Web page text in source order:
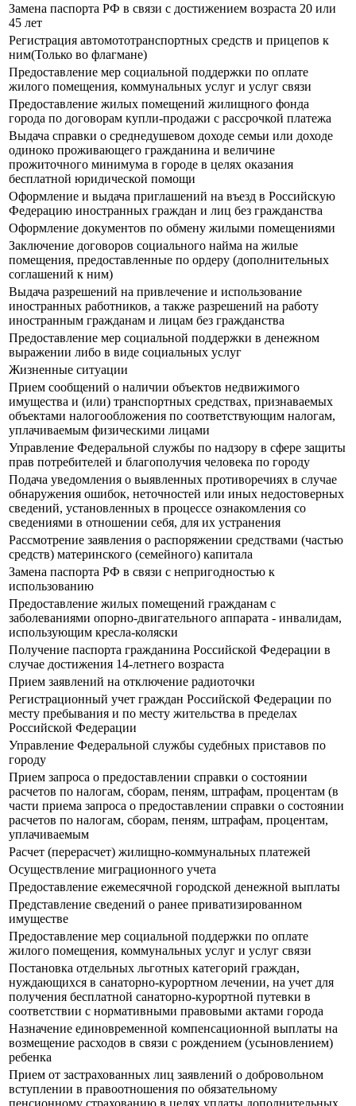
Замена паспорта РФ в связи с достижением возраста 20 или
45 лет
Регистрация автомототранспортных средств и прицепов к
ним(Только во флагмане)
Предоставление мер социальной поддержки по оплате
жилого помещения, коммунальных услуг и услуг связи
Предоставление жилых помещений жилищного фонда
города по договорам купли-продажи с рассрочкой платежа
Выдача справки о среднедушевом доходе семьи или доходе
одиноко проживающего гражданина и величине
прожиточного минимума в городе в целях оказания
бесплатной юридической помощи
Оформление и выдача приглашений на въезд в Российскую
Федерацию иностранных граждан и лиц без гражданства
Оформление документов по обмену жилыми помещениями
Заключение договоров социального найма на жилые
помещения, предоставленные по ордеру (дополнительных
соглашений к ним)
Выдача разрешений на привлечение и использование
иностранных работников, а также разрешений на работу
иностранным гражданам и лицам без гражданства
Предоставление мер социальной поддержки в денежном
выражении либо в виде социальных услуг
Жизненные ситуации
Прием сообщений о наличии объектов недвижимого
имущества и (или) транспортных средствах, признаваемых
объектами налогообложения по соответствующим налогам,
уплачиваемым физическими лицами
Управление Федеральной службы по надзору в сфере защиты
прав потребителей и благополучия человека по городу
Подача уведомления о выявленных противоречиях в случае
обнаружения ошибок, неточностей или иных недостоверных
сведений, установленных в процессе ознакомления со
сведениями в отношении себя, для их устранения
Рассмотрение заявления о распоряжении средствами (частью
средств) материнского (семейного) капитала
Замена паспорта РФ в связи с непригодностью к
использованию
Предоставление жилых помещений гражданам с
заболеваниями опорно-двигательного аппарата - инвалидам,
использующим кресла-коляски
Получение паспорта гражданина Российской Федерации в
случае достижения 14-летнего возраста
Прием заявлений на отключение радиоточки
Регистрационный учет граждан Российской Федерации по
месту пребывания и по месту жительства в пределах
Российской Федерации
Управление Федеральной службы судебных приставов по
городу
Прием запроса о предоставлении справки о состоянии
расчетов по налогам, сборам, пеням, штрафам, процентам (в
части приема запроса о предоставлении справки о состоянии
расчетов по налогам, сборам, пеням, штрафам, процентам,
уплачиваемым
Расчет (перерасчет) жилищно-коммунальных платежей
Осуществление миграционного учета
Предоставление ежемесячной городской денежной выплаты
Представление сведений о ранее приватизированном
имуществе
Предоставление мер социальной поддержки по оплате
жилого помещения, коммунальных услуг и услуг связи
Постановка отдельных льготных категорий граждан,
нуждающихся в санаторно-курортном лечении, на учет для
получения бесплатной санаторно-курортной путевки в
соответствии с нормативными правовыми актами города
Назначение единовременной компенсационной выплаты на
возмещение расходов в связи с рождением (усыновлением)
ребенка
Прием от застрахованных лиц заявлений о добровольном
вступлении в правоотношения по обязательному
пенсионному страхованию в целях уплаты дополнительных